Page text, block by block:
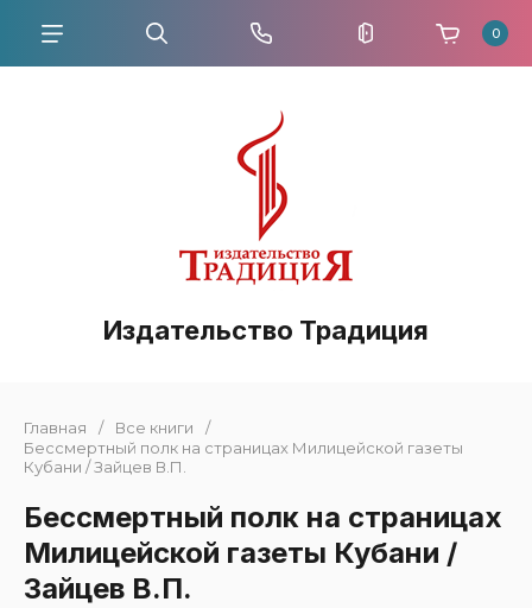
Издательство Традиция
0
Главная / Все книги
/
Бессмертный полк на страницах Милицейской газеты
Кубани / Зайцев В.П.
Бессмертный полк на страницах
Милицейской газеты Кубани /
Зайцев В.П.